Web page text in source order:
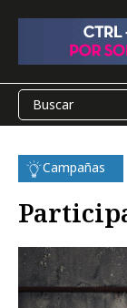
Campañas